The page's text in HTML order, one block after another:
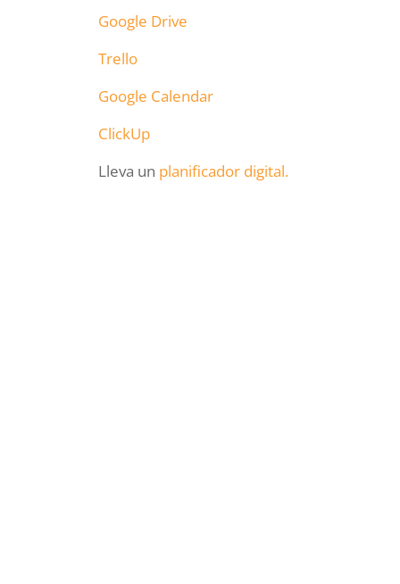
Google Drive
Trello
Google Calendar
ClickUp
Lleva un planificador digital.